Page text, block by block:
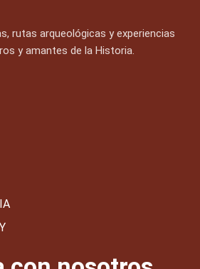
rutas arqueológicas y experiencias
y amantes de la Historia.